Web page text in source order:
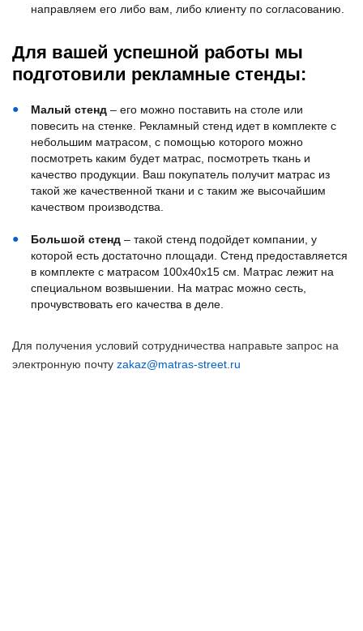
направляем его либо вам, либо клиенту по согласованию.
Для вашей успешной работы мы
подготовили рекламные стенды:
Малый стенд – его можно поставить на столе или
повесить на стенке. Рекламный стенд идет в комплекте с
небольшим матрасом, с помощью которого можно
посмотреть каким будет матрас, посмотреть ткань и
качество продукции. Ваш покупатель получит матрас из
такой же качественной ткани и с таким же высочайшим
качеством производства.
Большой стенд – такой стенд подойдет компании, у
которой есть достаточно площади. Стенд предоставляется
в комплекте с матрасом 100х40х15 см. Матрас лежит на
специальном возвышении. На матрас можно сесть,
прочувствовать его качества в деле.
Для получения условий сотрудничества направьте запрос на
электронную почту zakaz@matras-street.ru